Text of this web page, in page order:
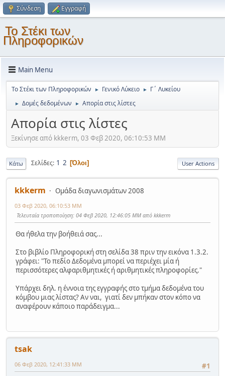
Σύνδεση Εγγραφή
Το Στέκι των
Πληροφορικών
Main Menu
Το Στέκι των Πληροφορικών ► Γενικό Λύκειο ► Γ΄ Λυκείου
► Δομές δεδομένων ► Απορία στις λίστες
Απορία στις λίστες
Ξεκίνησε από kkkerm, 03 Φεβ 2020, 06:10:53 ΜΜ
Κάτω Σελίδες 1 2 Όλοι User Actions
kkkerm Ομάδα διαγωνισμάτων 2008
03 Φεβ 2020, 06:10:53 ΜΜ
Τελευταία τροποποίηση: 04 Φεβ 2020, 12:46:05 ΜΜ από kkkerm
Θα ήθελα την βοήθειά σας...
Στο βιβλίο Πληροφορική στη σελίδα 38 πριν την εικόνα 1.3.2.
γράφει: "Το πεδίο Δεδομένα μπορεί να περιέχει μία ή
περισσότερες αλφαριθμητικές ή αριθμητικές πληροφορίες."
Υπάρχει δηλ. η έννοια της εγγραφής στο τμήμα δεδομένα του
κόμβου μιας λίστας? Αν ναι, γιατί δεν μπήκαν στον κόπο να
αναφέρουν κάποιο παράδειγμα...
tsak
#1
06 Φεβ 2020, 12:41:33 ΜΜ